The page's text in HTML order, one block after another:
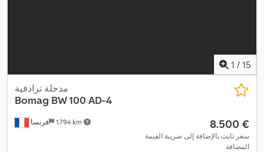
1 / 15
فرنسا 1.794 km
مدحلة ترادفية
Bomag BW 100 AD-4
‏8.500 €
سعر ثابت بالإضافة إلى ضريبة القيمة
المضافة